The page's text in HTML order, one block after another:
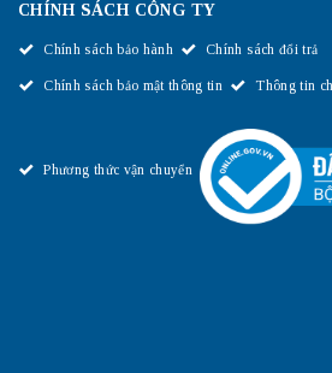
CHÍNH SÁCH CÔNG TY
Chính sách bảo hành Chính sách đổi trả
Chính sách bảo mật thông tin Thông tin
Phương thức vận chuyển